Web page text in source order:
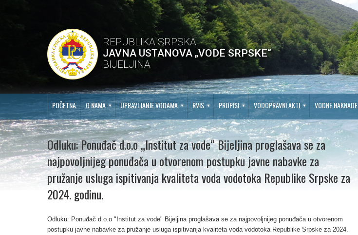
REPUBLIKA SRPSKA
JAVNA USTANOVA „VODE SRPSKE“
BIJELJINA
POČETNA O NAMA UPRAVLJANJE VODAMA RVIS PROPISI VODOPRAVNI AKTI VODNE NAKNADE
Odluku: Ponuđač d.o.o „Institut za vode“ Bijeljina proglašava se za
najpovoljnijeg ponuđača u otvorenom postupku javne nabavke za
pružanje usluga ispitivanja kvaliteta voda vodotoka Republike Srpske za
2024. godinu.
Odluku: Ponuđač d.o.o "Institut za vode" Bijeljina proglašava se za najpovoljnijeg ponuđača u otvorenom
postupku javne nabavke za pružanje usluga ispitivanja kvaliteta voda vodotoka Republike Srpske za 2024.